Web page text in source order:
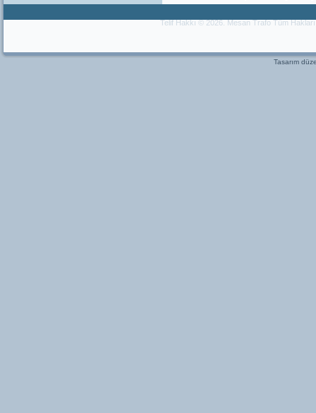
Telif Hakkı © 2026. Mesan Trafo Tüm
Tasarım